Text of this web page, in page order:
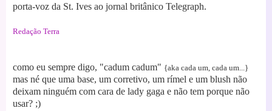
porta-voz da St. Ives ao jornal britânico Telegraph.
Redação Terra
como eu sempre digo, "cadum cadum" {aka cada um, cada um...}
mas né que uma base, um corretivo, um rímel e um blush não
deixam ninguém com cara de lady gaga e não tem porque não
usar? ;)